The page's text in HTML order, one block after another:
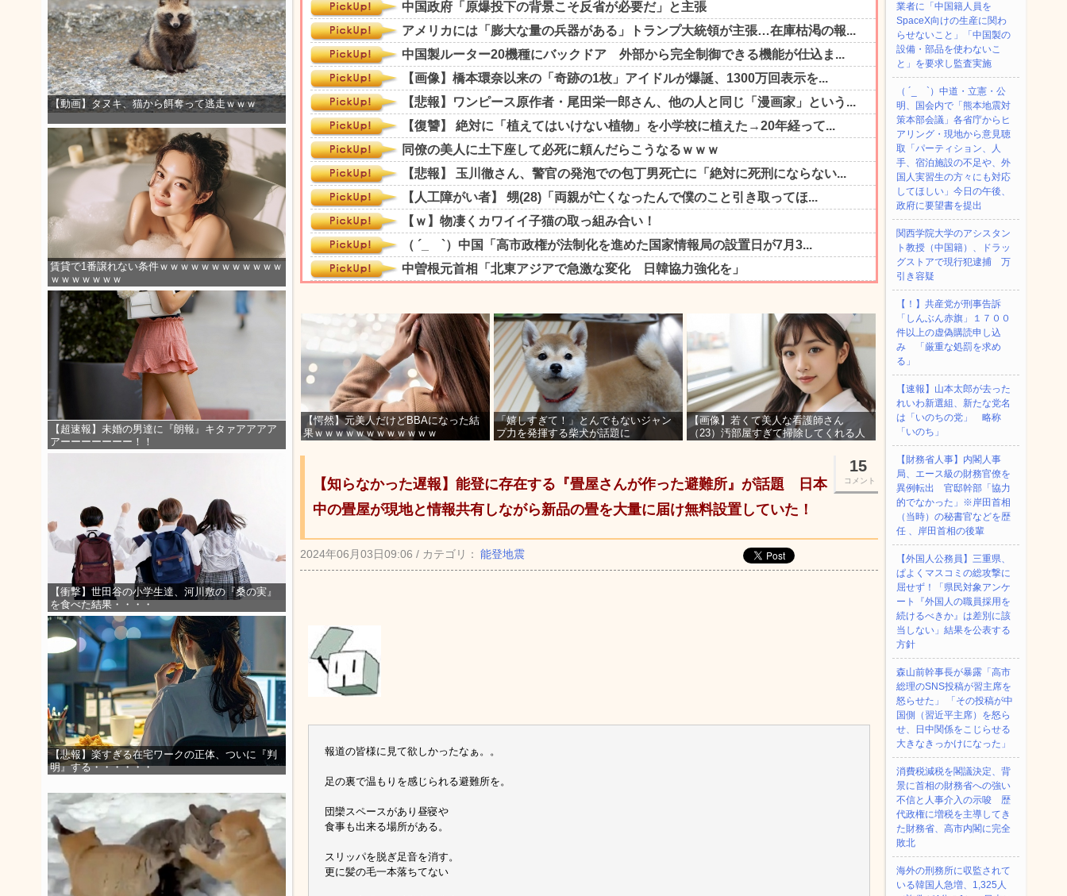
【動画】タヌキ、猫から餌奪って逃走ｗｗｗ
賃貸で1番譲れない条件ｗｗｗｗｗｗｗｗｗｗｗｗ
ｗｗｗｗｗｗｗ
【超速報】未婚の男達に『朗報』キタァアアアア
アーーーーーーー！！
【衝撃】世田谷の小学生達、河川敷の『桑の実』
を食べた結果・・・・
【悲報】楽すぎる在宅ワークの正体、ついに『判
明』する・・・・・・
【愕然】元美人だけどBBAになった結
果ｗｗｗｗｗｗｗｗｗｗｗｗ
「嬉しすぎて！」とんでもないジャン
プ力を発揮する柴犬が話題に
【画像】若くて美人な看護師さん
（23）汚部屋すぎて掃除してくれる人
15
コメント
【知らなかった遅報】能登に存在する『畳屋さんが作った避難所』が話題 日本
中の畳屋が現地と情報共有しながら新品の畳を大量に届け無料設置していた！
2024年06月03日09:06 / カテゴリ： 能登地震
報道の皆様に見て欲しかったなぁ。。
足の裏で温もりを感じられる避難所を。
団欒スペースがあり昼寝や
食事も出来る場所がある。
スリッパを脱ぎ足音を消す。
更に髪の毛一本落ちてない
業者に「中国籍人員を
SpaceX向けの生産に関わ
らせないこと」「中国製の
設備・部品を使わないこ
と」を要求し監査実施
（ ´_ゝ`）中道・立憲・公
明、国会内で「熊本地震対
策本部会議」各省庁からヒ
アリング・現地から意見聴
取「パーティション、人
手、宿泊施設の不足や、外
国人実習生の方々にも対応
してほしい」今日の午後、
政府に要望書を提出
関西学院大学のアシスタン
ト教授（中国籍）、ドラッ
グストアで現行犯逮捕 万
引き容疑
【！】共産党が刑事告訴
「しんぶん赤旗」１７００
件以上の虚偽購読申し込
み 「厳重な処罰を求め
る」
【速報】山本太郎が去った
れいわ新選組、新たな党名
は「いのちの党」 略称
「いのち」
【財務省人事】内閣人事
局、エース級の財務官僚を
異例転出 官邸幹部「協力
的でなかった」※岸田首相
（当時）の秘書官などを歴
任 、岸田首相の後輩
【外国人公務員】三重県、
ぱよくマスコミの総攻撃に
屈せず！「県民対象アンケ
ート『外国人の職員採用を
続けるべきか』は差別に該
当しない」結果を公表する
方針
森山前幹事長が暴露「高市
総理のSNS投稿が習主席を
怒らせた」 「その投稿が中
国側（習近平主席）を怒ら
せ、日中関係をこじらせる
大きなきっかけになった」
消費税減税を閣議決定、背
景に首相の財務省への強い
不信と人事介入の示唆 歴
代政権に増税を主導してき
た財務省、高市内閣に完全
敗北
海外の刑務所に収監されて
いる韓国人急増、1,325人